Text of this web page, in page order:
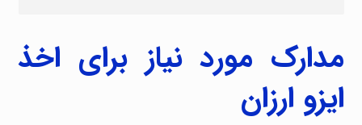
مدارک مورد نیاز برای اخذ
ایزو ارزان